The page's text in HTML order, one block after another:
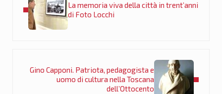
La memoria viva della città in trent’anni
di Foto Locchi
Gino Capponi. Patriota, pedagogista e
uomo di cultura nella Toscana
dell’Ottocento